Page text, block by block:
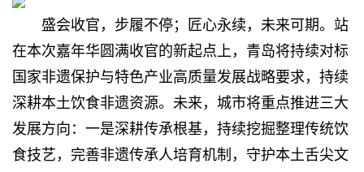
盛会收官，步履不停；匠心永续，未来可期。站
在本次嘉年华圆满收官的新起点上，青岛将持续对标
国家非遗保护与特色产业高质量发展战略要求，持续
深耕本土饮食非遗资源。未来，城市将重点推进三大
发展方向：一是深耕传承根基，持续挖掘整理传统饮
食技艺，完善非遗传承人培育机制，守护本土舌尖文